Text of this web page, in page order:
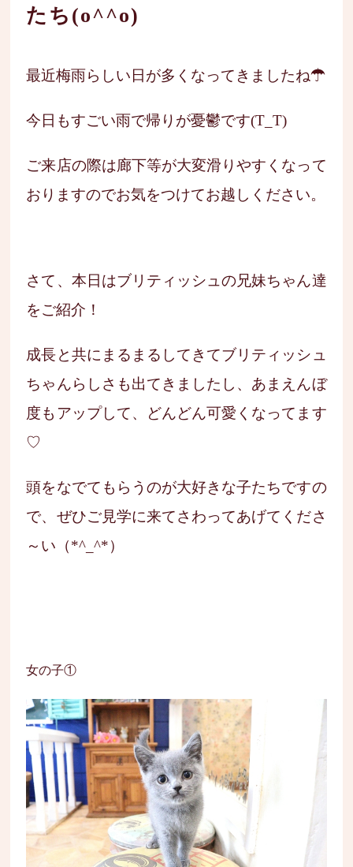
たち(o^^o)
最近梅雨らしい日が多くなってきましたね☂
今日もすごい雨で帰りが憂鬱です(T_T)
ご来店の際は廊下等が大変滑りやすくなって
おりますのでお気をつけてお越しください。
さて、本日はブリティッシュの兄妹ちゃん達
をご紹介！
成長と共にまるまるしてきてブリティッシュ
ちゃんらしさも出てきましたし、あまえんぼ
度もアップして、どんどん可愛くなってます
♡
頭をなでてもらうのが大好きな子たちですの
で、ぜひご見学に来てさわってあげてくださ
～い（*^_^*）
女の子①